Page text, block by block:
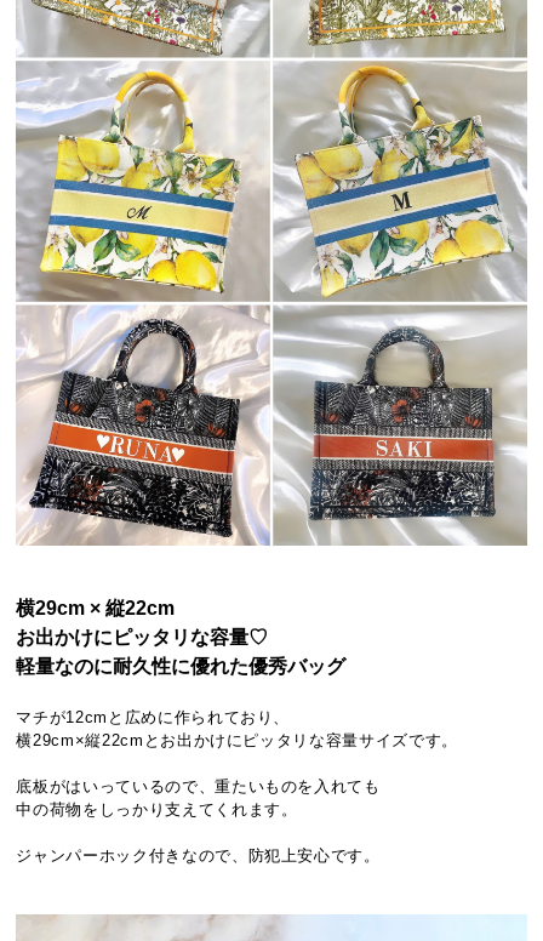
横29cm × 縦22cm
お出かけにピッタリな容量♡
軽量なのに耐久性に優れた優秀バッグ
マチが12cmと広めに作られており、
横29cm×縦22cmとお出かけにピッタリな容量サイズです。
底板がはいっているので、重たいものを入れても
中の荷物をしっかり支えてくれます。
ジャンパーホック付きなので、防犯上安心です。